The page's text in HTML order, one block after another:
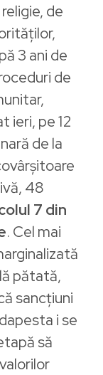
de
3 ani de
de
ieri, pe 12
de la
48
7 din
. Cel mai
pătată,
sancțiuni
i se
să